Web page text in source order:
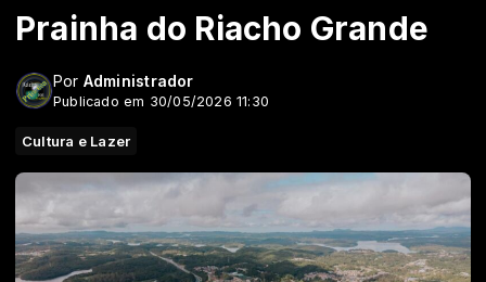
Prainha do Riacho Grande
Por Administrador
Publicado em 30/05/2026 11:30
Cultura e Lazer